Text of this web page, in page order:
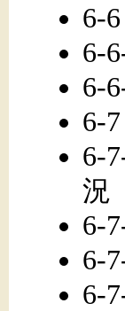
6-
6-
6-
6-
6-
況
6-
6-
6-